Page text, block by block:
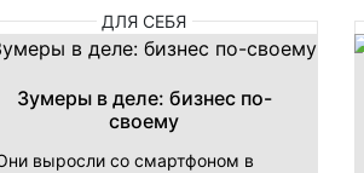
ДЛЯ СЕБЯ
Зумеры в деле: бизнес по-
своему
выросли со смартфоном в